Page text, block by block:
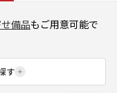
備品もご用意可能で
す